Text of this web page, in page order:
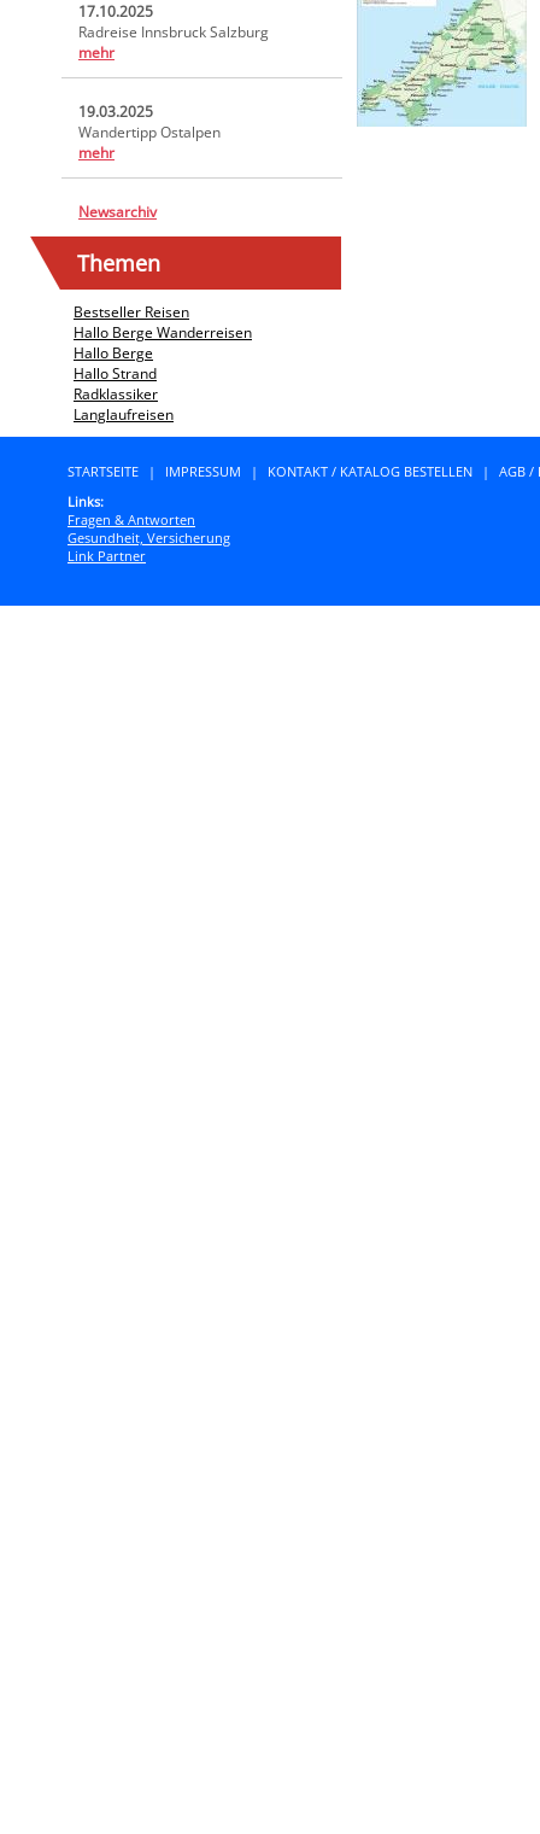
17.10.2025
Radreise Innsbruck Salzburg
mehr
19.03.2025
Wandertipp Ostalpen
mehr
Newsarchiv
Themen
Bestseller Reisen
Hallo Berge Wanderreisen
Hallo Berge
Hallo Strand
Radklassiker
Langlaufreisen
STARTSEITE | IMPRESSUM | KONTAKT / KATALOG BESTELLEN |
AGB /
Links:
Fragen & Antworten
Gesundheit, Versicherung
Link Partner